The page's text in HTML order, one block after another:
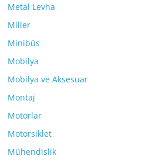
Metal Levha
Miller
Minibüs
Mobilya
Mobilya ve Aksesuar
Montaj
Motorlar
Motorsiklet
Mühendislik